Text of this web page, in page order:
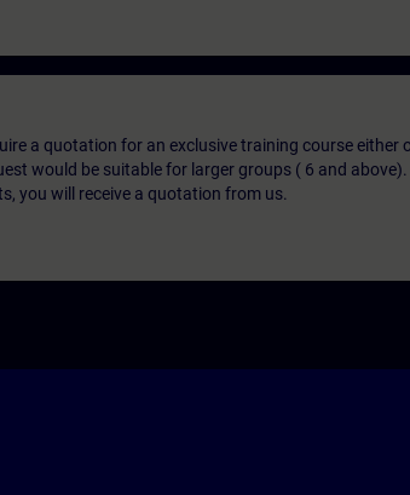
a quotation for an exclusive training course either
would be suitable for larger groups ( 6 and
you will receive a quotation from us.